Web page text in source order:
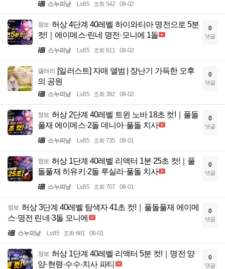
스누피냥 Lv.85 조회 542 08-02
정보 허상 4단계 40레벨 하이와티아 명전으로 5분
컷!｜에이메스·린네 명전·모니에 1돌
스누피냥 Lv.85 조회 811 08-02
0
댓글
갤러리
[일러스트] 자매 앨범 | 장난기 가득한 오후
의 공원
스누피냥 Lv.85 조회 392 08-02
0
댓글
정보 허상 2단계 40레벨 트윈 노바 18초 컷!｜풀돌
풀재 에이메스·2돌 데니아·풀돌 치사
스누피냥 Lv.85 조회 735 08-01
0
댓글
정보 허상 1단계 40레벨 리액터 1분 25초 컷!｜풀
돌풀재 히유키·2돌 루실라·풀돌 치사
스누피냥 Lv.85 조회 707 08-01
0
댓글
정보 허상 3단계 40레벨 탐색자 41초 컷!｜풀돌풀재 에이메
스·명전 린네·3돌 모니에
스누피냥 Lv.85 조회 661 08-01
0
댓글
정보 허상 1단계 40레벨 리액터 5분 컷!｜명전 양
양·현령·수수·치사 파티
0
댓글